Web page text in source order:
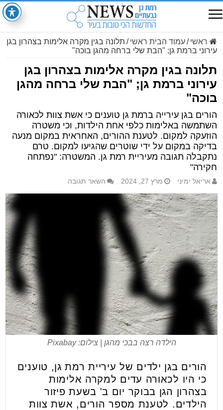
ראשי /עמוד הבית ראשי / תלונה בגין מקרה אלימות בצהרון בגן
עירוני ברמת גן; "הבת שלי ברחה מהגן בוכה"
תלונה בגין מקרה אלימות בצהרון בגן
עירוני ברמת גן; "הבת שלי ברחה מהגן
בוכה"
הורים בגן עירייה ברמת גן טוענים כי אשת צוות לכאורה
השתמשה באלימות כלפי אחת הילדות, וכי משטרה
הוזעקה למקום. לטענת ההורים, האחראית במקום מנעה
בדיקה במקום על ידי שוטרים שהגיעו למקום. טרם
נתקבלה תגובה מעיריית רמת גן. המשטרה: "נפתחה
חקירה"
אריאל ימיני מרץ 27, 2024 השאר תגובה
הילדה רצה בבכי מהגן | צילום: Pixabay
הורים בגן ילדים של עיריית רמת גן, טוענים
כי היו לכאורה עדים למקרה אלימות
בצהרון הגן בבוקר יום ב' בשעת פיזור
הילדים. לטענת מספר הורים, אשת צוות